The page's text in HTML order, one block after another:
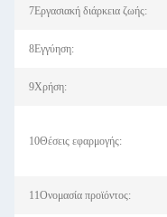
7Εργασιακή διάρκεια ζωής:
8Εγγύηση:
9Χρήση:
10Θέσεις εφαρμογής:
11Ονομασία προϊόντος: